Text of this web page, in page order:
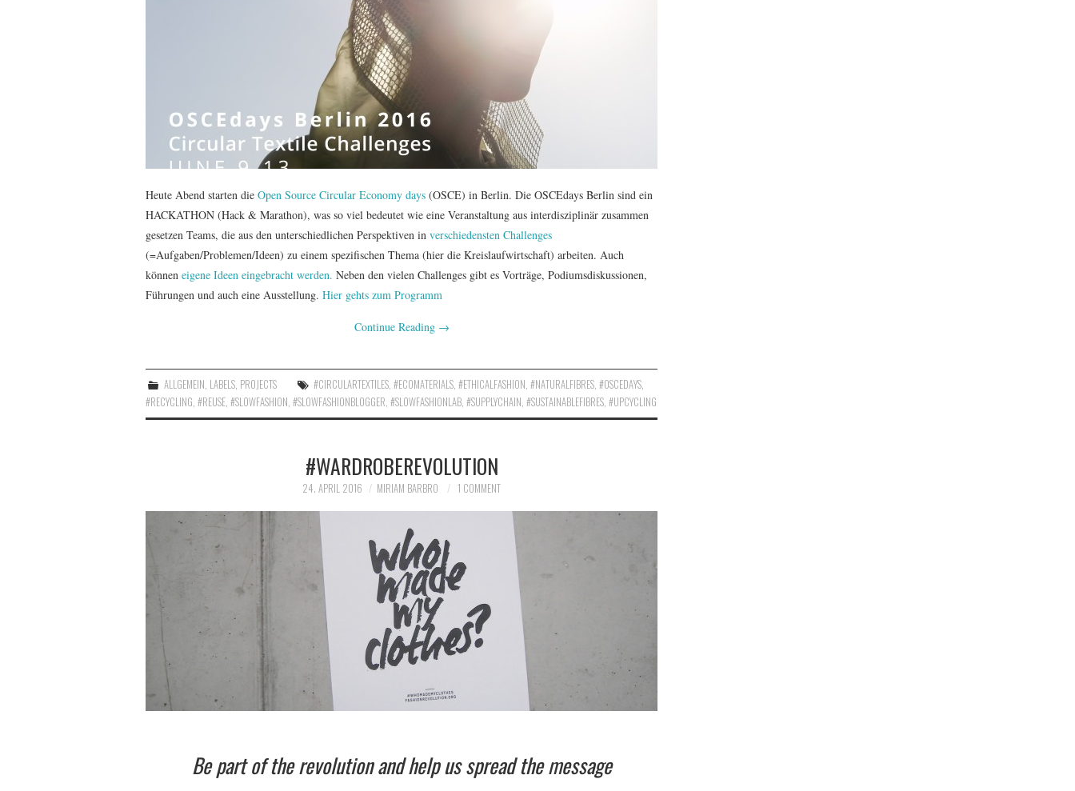
Heute Abend starten die Open Source Circular Economy days (OSCE) in Berlin. Die OSCEdays Berlin sind ein
HACKATHON (Hack & Marathon), was so viel bedeutet wie eine Veranstaltung aus interdisziplinär zusammen
gesetzen Teams, die aus den unterschiedlichen Perspektiven in verschiedensten Challenges
(=Aufgaben/Problemen/Ideen) zu einem spezifischen Thema (hier die Kreislaufwirtschaft) arbeiten. Auch
können eigene Ideen eingebracht werden. Neben den vielen Challenges gibt es Vorträge, Podiumsdiskussionen,
Führungen und auch eine Ausstellung. Hier gehts zum Programm
Continue Reading →
ALLGEMEIN LABELS PROJECTS #CIRCULARTEXTILES ,#ECOMATERIALS ,#ETHICALFASHION ,#NATURALFIBRES ,#OSCEDAYS
#RECYCLING #REUSE #SLOWFASHION #SLOWFASHIONBLOGGER #SLOWFASHIONLAB #SUPPLYCHAIN #SUSTAINABLEFIBRES #UPCYCLING
#WARDROBEREVOLUTION
24. APRIL 2016 MIRIAM BARBRO 1 COMMENT
Be part of the revolution and help us spread the message